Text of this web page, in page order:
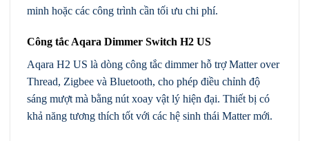
minh hoặc các công trình cần tối ưu chi phí.
Công tắc Aqara Dimmer Switch H2 US
Aqara H2 US là dòng công tắc dimmer hỗ trợ Matter over
Thread, Zigbee và Bluetooth, cho phép điều chỉnh độ
sáng mượt mà bằng nút xoay vật lý hiện đại. Thiết bị có
khả năng tương thích tốt với các hệ sinh thái Matter mới.